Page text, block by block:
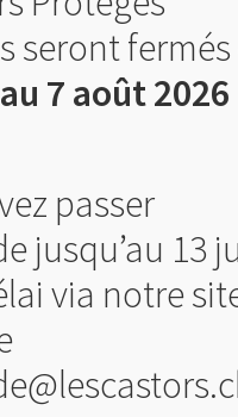
de condoléances, No 14
CHF4,00
seront fermés
7 août 2026
passer
jusqu’au 13
via notre